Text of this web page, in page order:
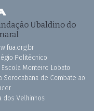
Ubaldino do
Politécnico
Escola Monteiro Lobato
Sorocabana de Combate ao
dos Velhinhos